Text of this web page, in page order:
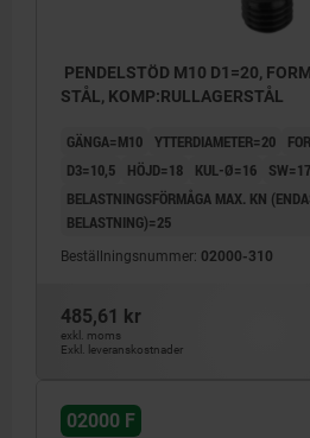
PENDELSTÖD M10 D1=20,
STÅL, KOMP:RULLAGERSTÅL
GÄNGA=M10 YTTERDIAMETER=20
D3=10,5
HÖJD=18 KUL-Ø=16
SW=17
BELASTNINGSFÖRMÅGA MAX. KN
BELASTNING)=25
Beställningsnummer: 02000-310
485,61 kr
exkl. moms
Exkl. leveranskostnader
02000 F